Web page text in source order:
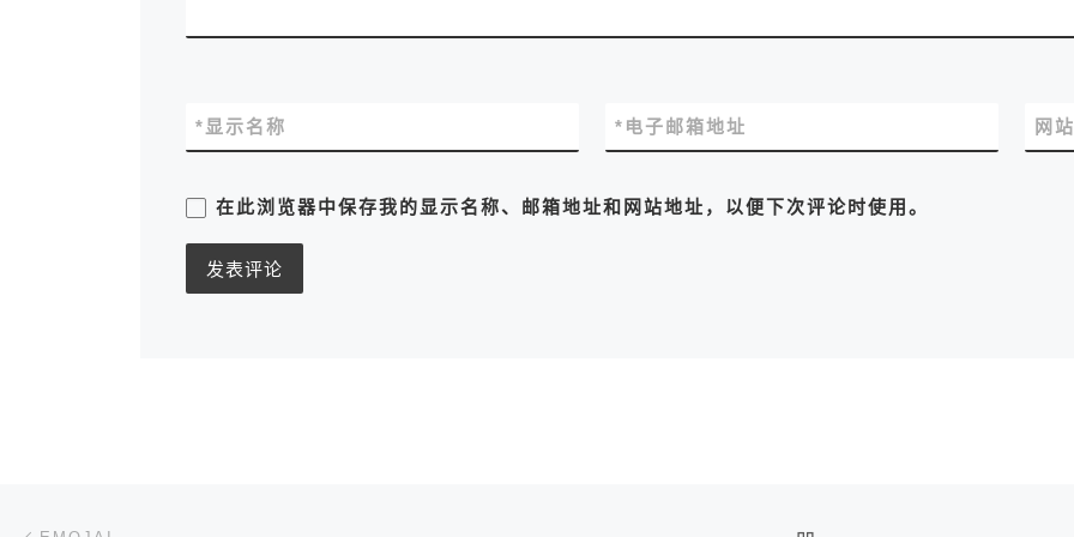
显示名称
* 电子邮箱地址
* 网
在此浏览器中保存我的显示名称、邮箱地址和网站地址，以便下次评论时使用。
文章导航